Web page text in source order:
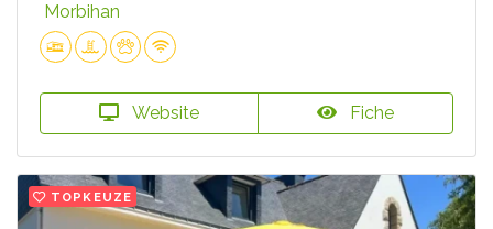
Morbihan
Website Fiche
TOPKEUZE